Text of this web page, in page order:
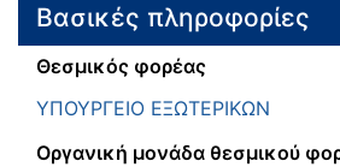
Βασικές πληροφορίες
Θεσμικός φορέας
ΥΠΟΥΡΓΕΙΟ ΕΞΩΤΕΡΙΚΩΝ
Οργανική μονάδα θεσμικού